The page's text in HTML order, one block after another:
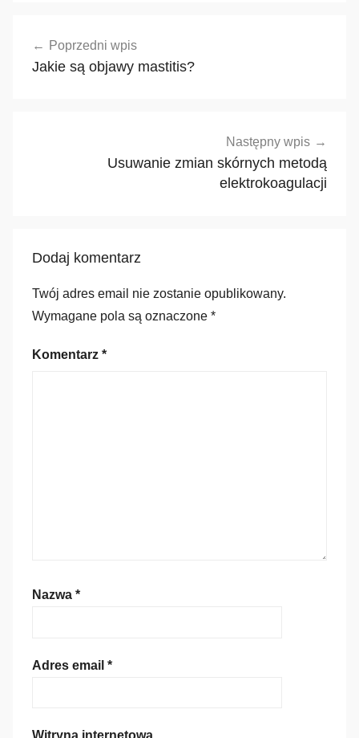
wpisu
Poprzedni wpis
Jakie są objawy mastitis?
Następny wpis
Usuwanie zmian skórnych metodą
elektrokoagulacji
Dodaj komentarz
Twój adres email nie zostanie opublikowany.
Wymagane pola są oznaczone *
Komentarz *
Nazwa *
Adres email *